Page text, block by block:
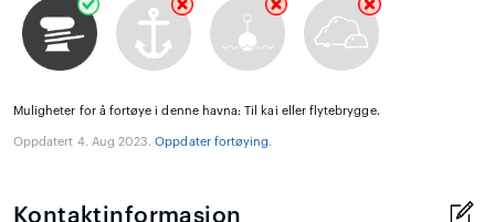
Muligheter for å fortøye i denne havna: Til kai eller flytebrygge.
Oppdatert 4. Aug 2023.Oppdater fortøying.
Kontaktinformasjon